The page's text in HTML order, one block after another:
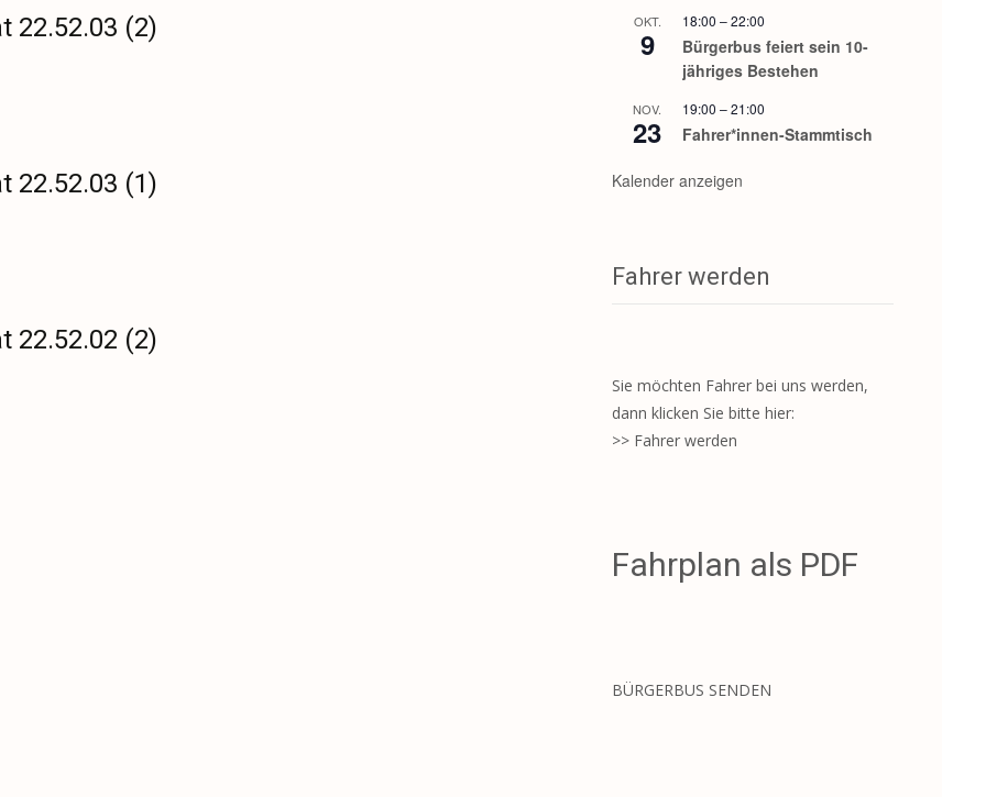
22.52.03 (2)
22.52.03 (1)
22.52.02 (2)
OKT.
9
18:00 –22:00
Bürgerbus feiert sein 10-
jähriges Bestehen
NOV.
23
19:00 –21:00
Fahrer*innen-Stammtisch
Kalender anzeigen
Fahrer werden
Sie möchten Fahrer bei uns werden,
dann klicken Sie bitte hier:
>> Fahrer werden
Fahrplan als PDF
BÜRGERBUS SENDEN